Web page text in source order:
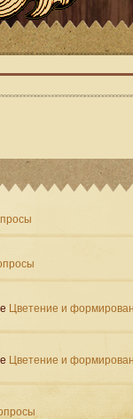
Цветение и
Цветение и